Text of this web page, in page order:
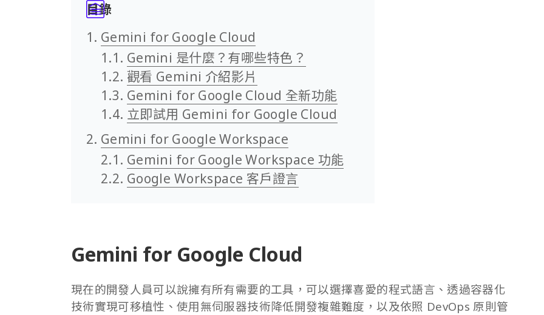
目錄
Gemini for Google Cloud
Gemini 是什麼？有哪些特色？
觀看 Gemini 介紹影片
Gemini for Google Cloud 全新功能
立即試用 Gemini for Google Cloud
Gemini for Google Workspace
Gemini for Google Workspace 功能
Google Workspace 客戶證言
Gemini for Google Cloud
現在的開發人員可以說擁有所有需要的工具，可以選擇喜愛的程式語言、透過容器化
技術實現可移植性、使用無伺服器技術降低開發複雜難度，以及依照 DevOps 原則管